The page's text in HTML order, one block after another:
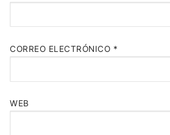
CORREO ELECTRÓNICO *
WEB